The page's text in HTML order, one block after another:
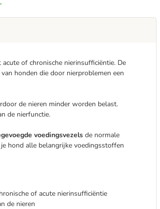
of chronische nierinsufficiëntie. De
honden die door nierproblemen een
de nieren minder worden belast.
de nierfunctie.
voedingsvezels de normale
hond alle belangrijke voedingsstoffen
of acute nierinsufficiëntie
de nieren